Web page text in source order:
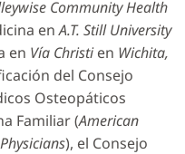
Community Health
enA.T. Still University
en Vía Christien Wichita,
del Consejo
Osteopáticos
Familiar (American
), el Consejo